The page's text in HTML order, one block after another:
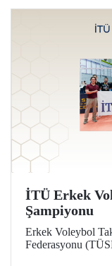
İTÜ Erkek
Şampiyonu
Erkek Voleybol
Federasyonu